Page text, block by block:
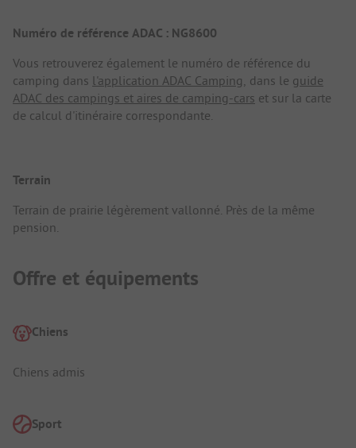
Numéro de référence ADAC : NG8600
Vous retrouverez également le numéro de référence du
camping dans l'application ADAC Camping, dans le guide
ADAC des campings et aires de camping-cars et sur la carte
de calcul d'itinéraire correspondante.
Terrain
Terrain de prairie légèrement vallonné. Près de la même
pension.
Offre et équipements
Chiens
Chiens admis
Sport